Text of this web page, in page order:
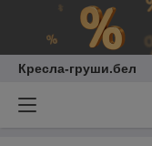
Кресла-груши.бел